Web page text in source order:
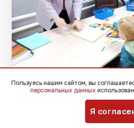
Пресс-служба
края
Пользуясь нашим сайтом, вы
персональных данных
Я